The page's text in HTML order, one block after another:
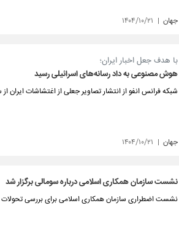
جهان ۱۴۰۴/۱۰/۲۱
با هدف جعل اخبار ایران؛
هوش مصنوعی به داد رسانه‌های اسرائیلی رسید
شبکه فرانس انفو از انتشار تصاویر جعلی از اغتشاشات ایران
جهان ۱۴۰۴/۱۰/۲۱
نشست سازمان همکاری اسلامی درباره سومالی برگزار شد
نشست اضطراری سازمان همکاری اسلامی برای بررسی تحولات